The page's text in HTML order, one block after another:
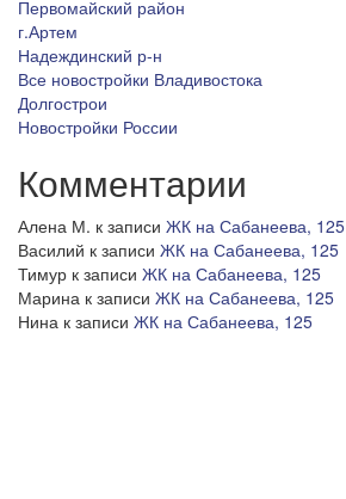
Первомайский район
г.Артем
Надеждинский р-н
Все новостройки Владивостока
Долгострои
Новостройки России
Комментарии
Алена М. к записи ЖК на Сабанеева, 125
Василий к записи ЖК на Сабанеева, 125
Тимур к записи ЖК на Сабанеева, 125
Марина к записи ЖК на Сабанеева, 125
Нина к записи ЖК на Сабанеева, 125